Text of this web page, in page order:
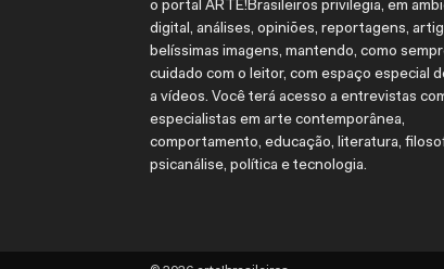
o portal ARTE!Brasileiros privilegia, em
digital, análises, opiniões, reportagens,
belíssimas imagens, mantendo, como
cuidado com o leitor, com espaço especial
a vídeos. Você terá acesso a entrevistas
especialistas em arte contemporânea,
comportamento, educação, literatura,
psicanálise, política e tecnologia.